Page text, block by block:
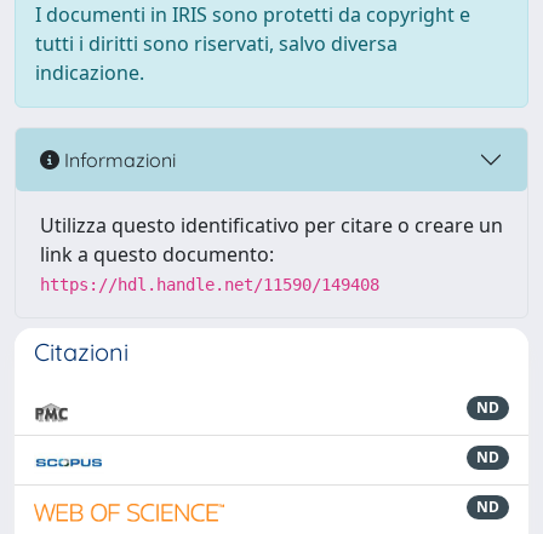
I documenti in IRIS sono protetti da copyright e
tutti i diritti sono riservati, salvo diversa
indicazione.
Informazioni
Utilizza questo identificativo per citare o creare un
link a questo documento:
https://hdl.handle.net/11590/149408
Citazioni
ND
ND
ND